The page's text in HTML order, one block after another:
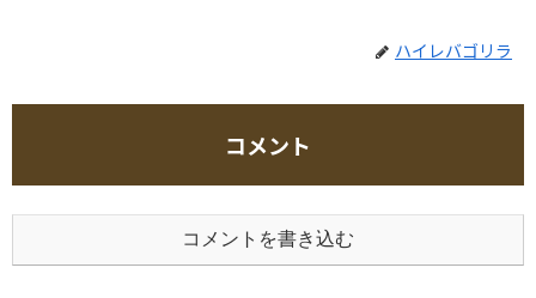
ハイレバゴリラ
コメント
コメントを書き込む